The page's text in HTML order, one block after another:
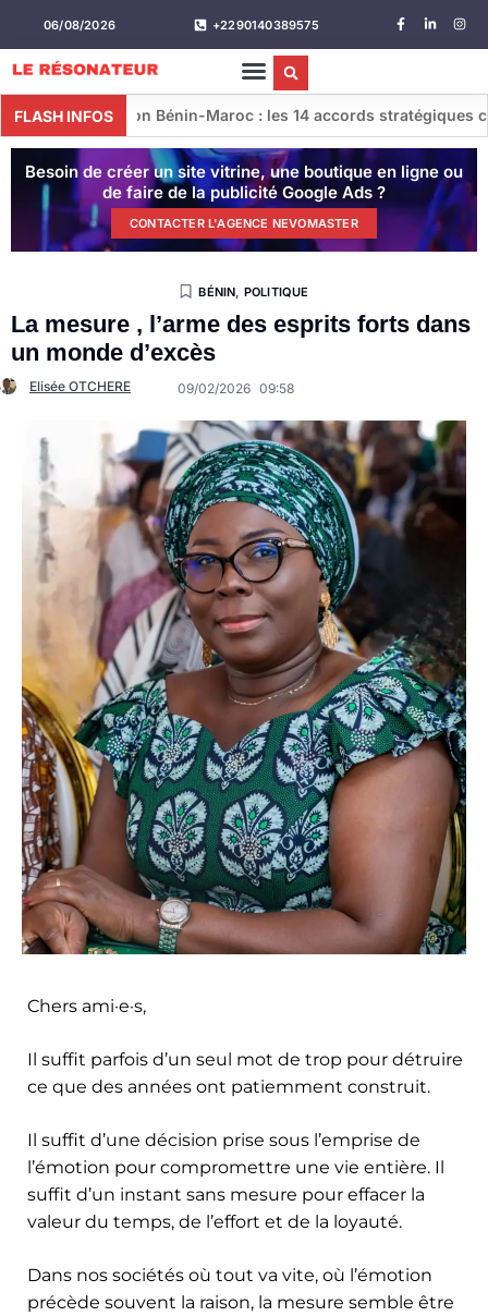
06/08/2026 +2290140389575
FLASH INFOS
Bénin-Maroc : les 14 accords stratégiques conclus lors de la
Besoin de créer un site vitrine, une boutique en ligne ou
de faire de la publicité Google Ads ?
CONTACTER L'AGENCE NEVOMASTER
BÉNIN POLITIQUE
La mesure , l’arme des esprits forts dans
un monde d’excès
Elisée OTCHERE 09/02/2026 09:58
Chers ami·e·s,
Il suffit parfois d’un seul mot de trop pour détruire
ce que des années ont patiemment construit.
Il suffit d’une décision prise sous l’emprise de
l’émotion pour compromettre une vie entière. Il
suffit d’un instant sans mesure pour effacer la
valeur du temps, de l’effort et de la loyauté.
Dans nos sociétés où tout va vite, où l’émotion
précède souvent la raison, la mesure semble être